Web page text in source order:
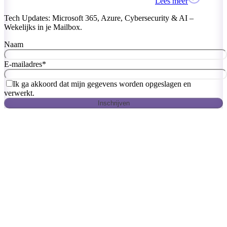
Tech Updates: Microsoft 365, Azure, Cybersecurity & AI –
Wekelijks in je Mailbox.
Naam
E-mailadres*
Ik ga akkoord dat mijn gegevens worden opgeslagen en
verwerkt.
Inschrijven